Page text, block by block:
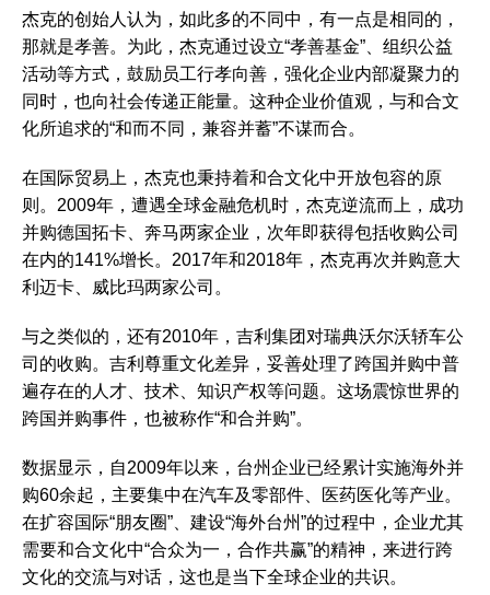
杰克的创始人认为，如此多的不同中，有一点是相同的，
那就是孝善。为此，杰克通过设立“孝善基金”、组织公益
活动等方式，鼓励员工行孝向善，强化企业内部凝聚力的
同时，也向社会传递正能量。这种企业价值观，与和合文
化所追求的“和而不同，兼容并蓄”不谋而合。
在国际贸易上，杰克也秉持着和合文化中开放包容的原
则。2009年，遭遇全球金融危机时，杰克逆流而上，成功
并购德国拓卡、奔马两家企业，次年即获得包括收购公司
在内的141%增长。2017年和2018年，杰克再次并购意大
利迈卡、威比玛两家公司。
与之类似的，还有2010年，吉利集团对瑞典沃尔沃轿车公
司的收购。吉利尊重文化差异，妥善处理了跨国并购中普
遍存在的人才、技术、知识产权等问题。这场震惊世界的
跨国并购事件，也被称作“和合并购”。
数据显示，自2009年以来，台州企业已经累计实施海外并
购60余起，主要集中在汽车及零部件、医药医化等产业。
在扩容国际“朋友圈”、建设“海外台州”的过程中，企业尤其
需要和合文化中“合众为一，合作共赢”的精神，来进行跨
文化的交流与对话，这也是当下全球企业的共识。